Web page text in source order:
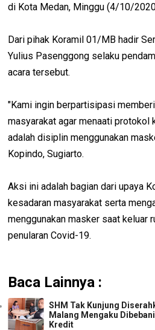
di Kota Medan, Minggu (4/10/
Dari pihak Koramil 01/MB hadir
Yulius Pasenggong selaku
acara tersebut.
"Kami ingin berpartisipasi
masyarakat agar menaati protokol
adalah disiplin menggunakan
Kopindo, Sugiarto.
Aksi ini adalah bagian dari upaya
kesadaran masyarakat serta
menggunakan masker saat keluar
penularan Covid-19.
Baca Lainnya :
SHM Tak Kunjung
Malang Mengaku
Kredit